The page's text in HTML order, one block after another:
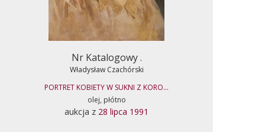
Nr Katalogowy .
Władysław Czachórski
PORTRET KOBIETY W SUKNI Z KORO...
olej, płótno
aukcja z 28 lipca 1991